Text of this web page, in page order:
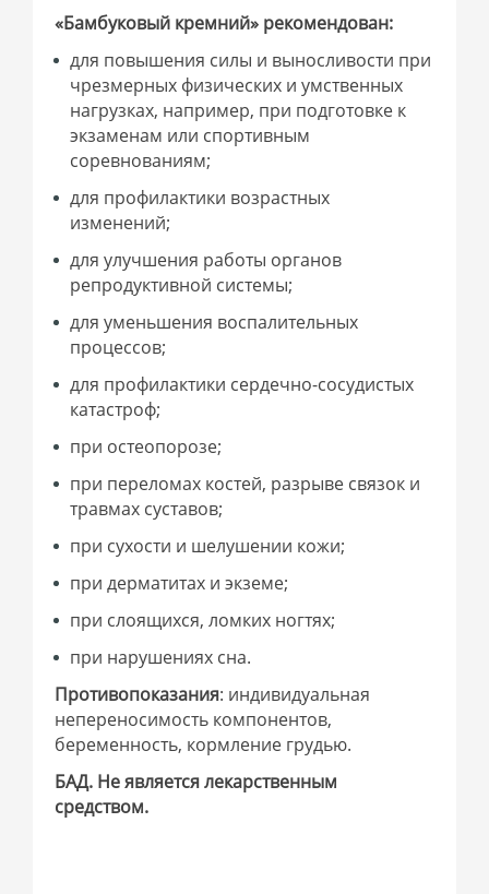
«Бамбуковый кремний» рекомендован:
для повышения силы и выносливости при
чрезмерных физических и умственных
нагрузках, например, при подготовке к
экзаменам или спортивным
соревнованиям;
для профилактики возрастных
изменений;
для улучшения работы органов
репродуктивной системы;
для уменьшения воспалительных
процессов;
для профилактики сердечно-сосудистых
катастроф;
при остеопорозе;
при переломах костей, разрыве связок и
травмах суставов;
при сухости и шелушении кожи;
при дерматитах и экземе;
при слоящихся, ломких ногтях;
при нарушениях сна.
Противопоказания: индивидуальная
непереносимость компонентов,
беременность, кормление грудью.
БАД. Не является лекарственным
средством.